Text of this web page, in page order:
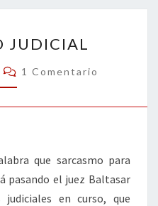
ar
tir
JUDICIAL
Comentarios
1 Comentario
que sarcasmo para
pasando el juez Baltasar
en curso, que